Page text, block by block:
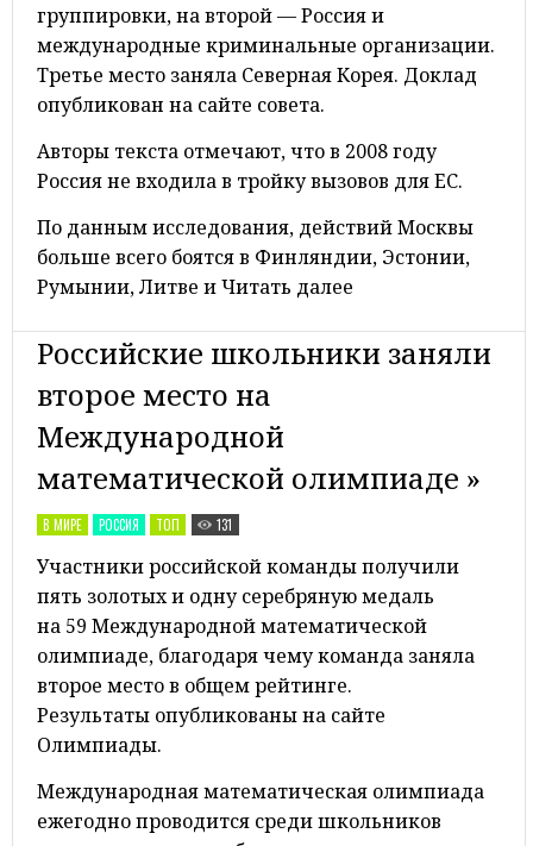
группировки, на второй — Россия и
международные криминальные организации.
Третье место заняла Северная Корея. Доклад
опубликован на сайте совета.
Авторы текста отмечают, что в 2008 году
Россия не входила в тройку вызовов для ЕС.
По данным исследования, действий Москвы
больше всего боятся в Финляндии, Эстонии,
Румынии, Литве и Читать далее
Российские школьники заняли
второе место на
Международной
математической олимпиаде »
В МИРЕ РОССИЯ ТОП 131
Участники российской команды получили
пять золотых и одну серебряную медаль
на 59 Международной математической
олимпиаде, благодаря чему команда заняла
второе место в общем рейтинге.
Результаты опубликованы на сайте
Олимпиады.
Международная математическая олимпиада
ежегодно проводится среди школьников